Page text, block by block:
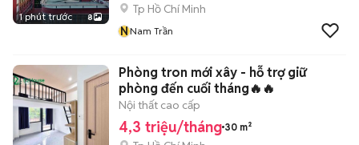
1 phút trước 8
Tp Hồ Chí Minh
NNam Trần
Phòng tron mới xây - hỗ trợ giữ
phòng đến cuối tháng🔥🔥
Nội thất cao cấp
4,3 triệu/tháng 30 m²